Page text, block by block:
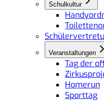
Schulkultur
Veranstaltungen
Tag der
Homerun
Sporttag